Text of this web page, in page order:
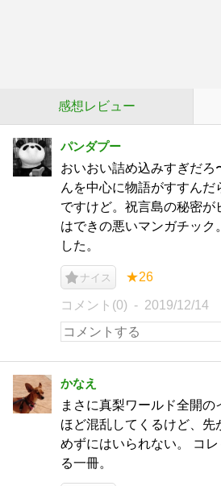
感想レビュー
パンダプー
おいおい詰め込みすぎだろ
んを中心に物語がすすん
ですけど。祝言島の秘密が
はできの悪いマンガチック
した。
ナイス ★26
コメント(0) 2019/12/14
かなえ
まさに真梨ワールド全開
ほど混乱してくるけど、先
めずにはいられない。 コ
る一冊。